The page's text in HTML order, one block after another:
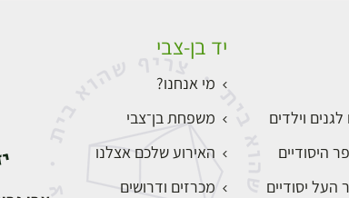
לגנים וילדים
היסודיים
העל יסודיים
יד בן-צבי
מי אנחנו?
משפחת בן־צבי
האירוע שלכם אצלנו
מכרזים ודרושים